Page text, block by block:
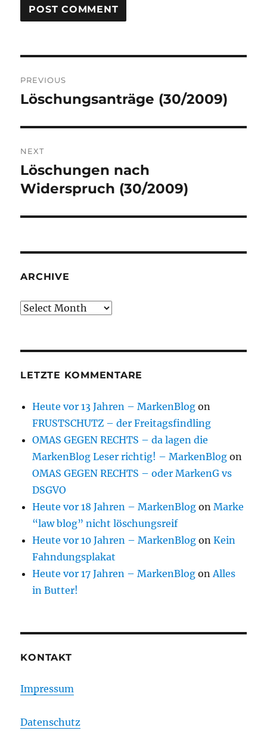
navigation
PREVIOUS
Previous
Löschungsanträge (30/2009)
NEXT
Next
post:
Löschungen nach
Widerspruch (30/2009)
ARCHIVE
Archive
LETZTE KOMMENTARE
Heute vor 13 Jahren – MarkenBlog on
FRUSTSCHUTZ – der Freitagsfindling
OMAS GEGEN RECHTS – da lagen die
MarkenBlog Leser richtig! – MarkenBlog on
OMAS GEGEN RECHTS – oder MarkenG vs
DSGVO
Heute vor 18 Jahren – MarkenBlog onMarke
“law blog” nicht löschungsreif
Heute vor 10 Jahren – MarkenBlog onKein
Fahndungsplakat
Heute vor 17 Jahren – MarkenBlog onAlles
in Butter!
KONTAKT
Impressum
Datenschutz